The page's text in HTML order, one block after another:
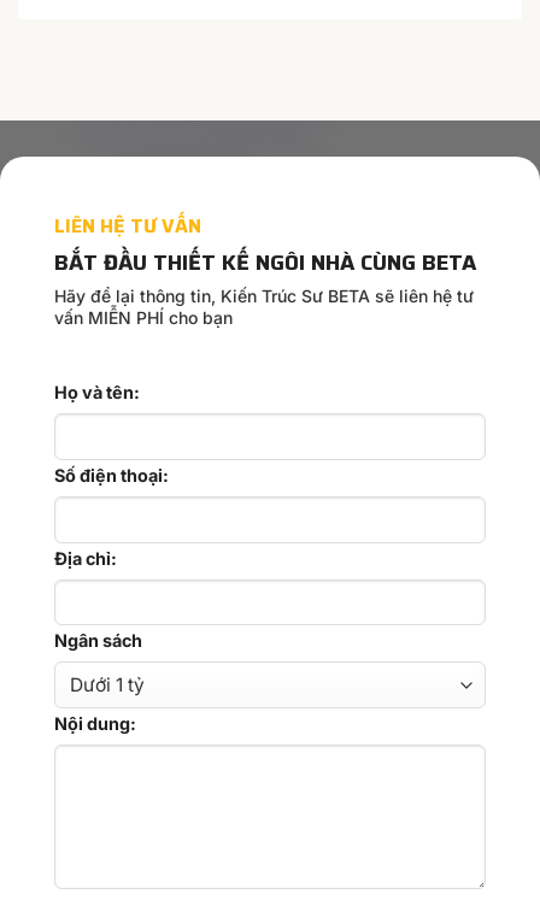
PinUp
experience
LIÊN HỆ TƯ VẤN
BẮT ĐẦU THIẾT KẾ NGÔI NHÀ CÙNG BETA
Hãy để lại thông tin, Kiến Trúc Sư BETA sẽ liên hệ tư
vấn MIỄN PHÍ cho bạn
Họ và tên:
Số điện thoại:
Địa chỉ:
Ngân sách
Nội dung: